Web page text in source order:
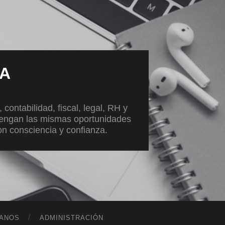
contabilidad, fiscal, legal, RH y
las mismas oportunidades
consciencia y confianza.
ADMINISTRACIÓN